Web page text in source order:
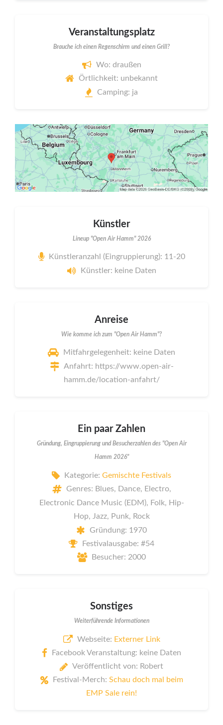
Veranstaltungsplatz
Brauche ich einen Regenschirm und einen Grill?
Wo: draußen
Örtlichkeit: unbekannt
Camping: ja
Künstler
Lineup "Open Air Hamm" 2026
Künstleranzahl (Eingruppierung): 11-20
Künstler: keine Daten
Anreise
Wie komme ich zum "Open Air Hamm"?
Mitfahrgelegenheit: keine Daten
Anfahrt: https://www.open-air-
hamm.de/location-anfahrt/
Ein paar Zahlen
Gründung, Eingruppierung und Besucherzahlen des "Open Air
Hamm 2026"
Kategorie: Gemischte Festivals
Genres: Blues, Dance, Electro,
Electronic Dance Music (EDM), Folk, Hip-
Hop, Jazz, Punk, Rock
Gründung: 1970
Festivalausgabe: #54
Besucher: 2000
Sonstiges
Weiterführende Informationen
Webseite: Externer Link
Facebook Veranstaltung: keine Daten
Veröffentlicht von: Robert
Festival-Merch: Schau doch mal beim
EMP Sale rein!